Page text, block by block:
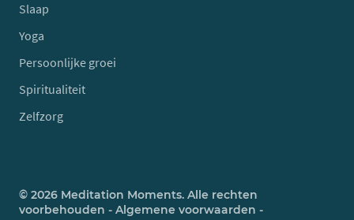
Slaap
Yoga
Persoonlijke groei
Spiritualiteit
Zelfzorg
© 2026 Meditation Moments. Alle rechten
voorbehouden - Algemene voorwaarden -